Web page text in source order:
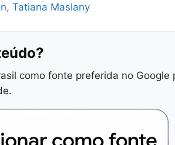
,Tatiana Maslany
como fonte preferida no Google